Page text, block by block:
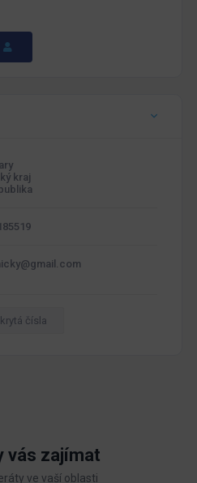
kraj
čísla
vás zajímat
ve vaší oblasti